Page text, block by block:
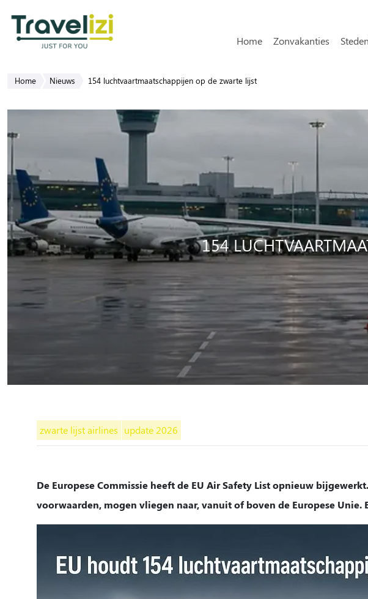
Hoofdnavigatie
Home Zonvakanties
Home Nieuws 154 luchtvaartmaatschappijen op de zwarte lijst
154
zwarte lijst airlines update 2026
De Europese Commissie heeft de EU Air Safety List opnieuw
voorwaarden, mogen vliegen naar, vanuit of boven de Europese